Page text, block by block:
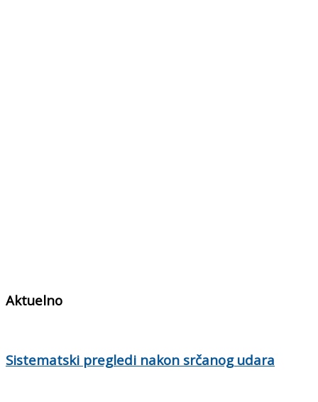
Aktuelno
Sistematski pregledi nakon srčanog udara